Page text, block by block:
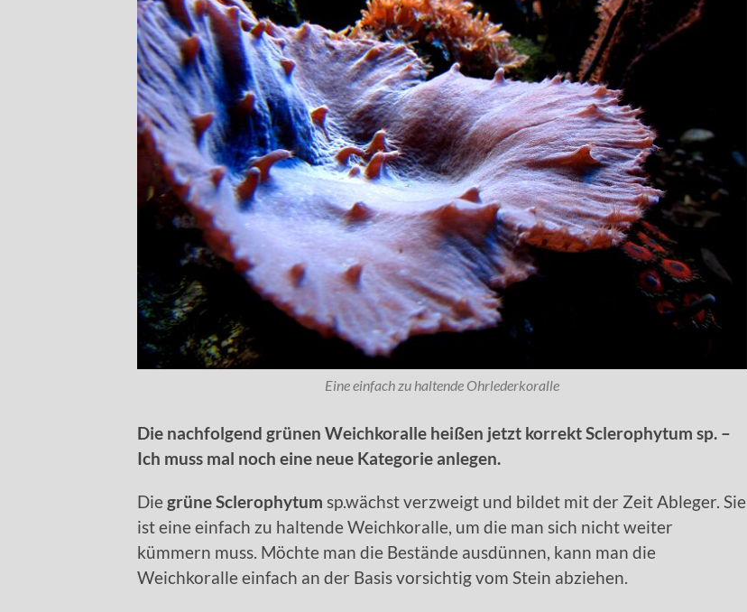
Eine einfach zu haltende Ohrlederkoralle
Die nachfolgend grünen Weichkoralle heißen jetzt korrekt Sclerophytum sp. –
Ich muss mal noch eine neue Kategorie anlegen.
DiegrüneSclerophytum sp.wächst verzweigt und bildet mit der Zeit Ableger. Sie
ist eine einfach zu haltende Weichkoralle, um die man sich nicht weiter
kümmern muss. Möchte man die Bestände ausdünnen, kann man die
Weichkoralle einfach an der Basis vorsichtig vom Stein abziehen.